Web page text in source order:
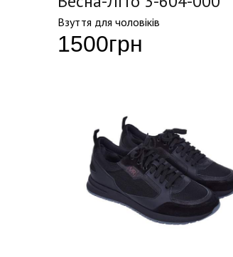
Взуття для чоловіків
1500грн